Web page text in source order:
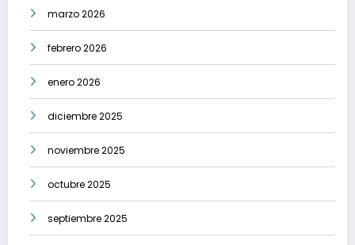
marzo 2026
febrero 2026
enero 2026
diciembre 2025
noviembre 2025
octubre 2025
septiembre 2025